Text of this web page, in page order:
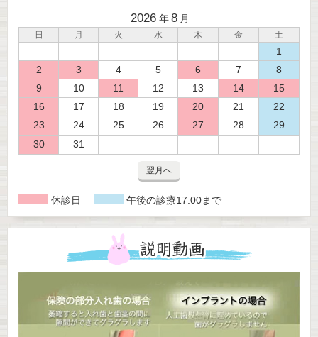
歯周ポケット内の細菌を非侵襲的かつ痛みなく殺菌で
きる新しい歯周病ケアです。
大切な歯を守りながら健康な口腔環境を目指します。
私たちは、患者さま一人ひとりのお口の状態やライフ
スタイルに合わせたオーダーメイドの診療を大切にし
ています。
治療だけでなく、通いやすさ・わかりやすさ・相談し
どんな些細なことでも、どうぞお気軽にご相談くださ
い。
「痛くなってから行く歯医者」ではなく、
「健康で快適な毎日を続けるために通う歯医者」へ。
くに歯科クリニックは、金沢市で“通う価値のある歯医
者”として、皆さまの人生に寄り添い続けます。
2026 年 8 月
日 月 火 水 木 金 土
1
2
3 4 5 6 7
8
9
10 11 12 13 14
15
16
17 18 19 20 21
22
23
24 25 26 27 28
29
30
31
翌月へ
休診日 午後の診療17:00まで